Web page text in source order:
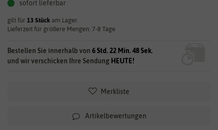
sofort lieferbar
gilt für 13 Stück am Lager.
Lieferzeit für größere Mengen: 7-8 Tage
Bestellen Sie innerhalb von 6 Std. 22 Min. 47 Sek.
und wir verschicken Ihre Sendung HEUTE!
Merkliste
Artikelbewertungen